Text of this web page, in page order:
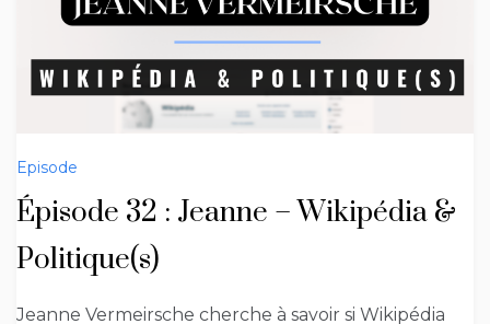
Episode
Épisode 32 : Jeanne – Wikipédia &
Politique(s)
Jeanne Vermeirsche cherche à savoir si Wikipédia